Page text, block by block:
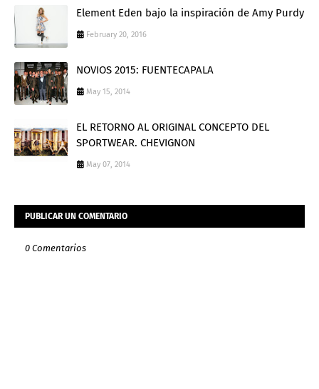
Element Eden bajo la inspiración de Amy Purdy
February 20, 2016
NOVIOS 2015: FUENTECAPALA
May 15, 2014
EL RETORNO AL ORIGINAL CONCEPTO DEL
SPORTWEAR. CHEVIGNON
May 07, 2014
PUBLICAR UN COMENTARIO
0 Comentarios